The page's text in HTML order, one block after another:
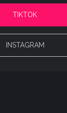
TIKTOK
INSTAGRAM